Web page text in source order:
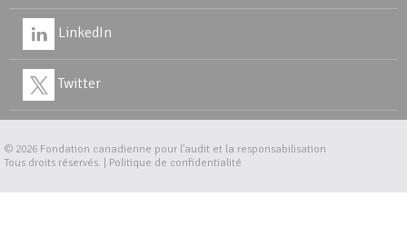
LinkedIn
Twitter
© 2026 Fondation canadienne pour l'audit et la responsabilisation
Tous droits réservés. | Politique de confidentialité